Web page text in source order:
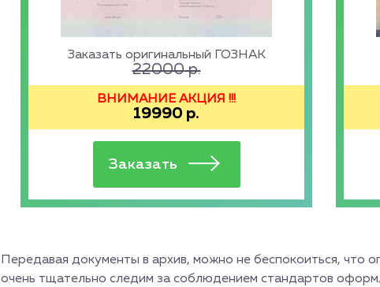
Заказать оригинальный ГОЗНАК
22000р.
ВНИМАНИЕ АКЦИЯ !!!
19990 р.
Передавая документы в архив, можно не беспокоиться, что
очень тщательно следим за соблюдением стандартов